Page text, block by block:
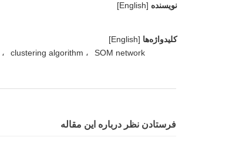
نویسنده [English]
کلیدواژه‌ها [English]
clustering algorithm SOM network
فرستادن نظر درباره این مقاله